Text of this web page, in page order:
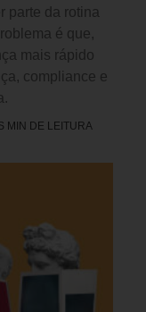
parte da rotina
é que,
mais rápido
compliance e
MIN DE LEITURA